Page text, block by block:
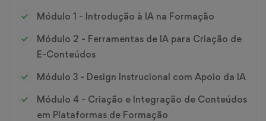
Módulo 1 - Introdução à IA na Formação
Módulo 2 - Ferramentas de IA para Criação de
E-Conteúdos
Módulo 3 - Design Instrucional com Apoio da IA
Módulo 4 - Criação e Integração de Conteúdos
em Plataformas de Formação